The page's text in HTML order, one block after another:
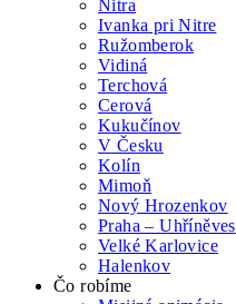
Nitra
Ivanka pri Nitre
Ružomberok
Vidiná
Terchová
Cerová
Kukučínov
V Česku
Kolín
Mimoň
Nový Hrozenkov
Praha – Uhříněves
Velké Karlovice
Halenkov
Čo robíme